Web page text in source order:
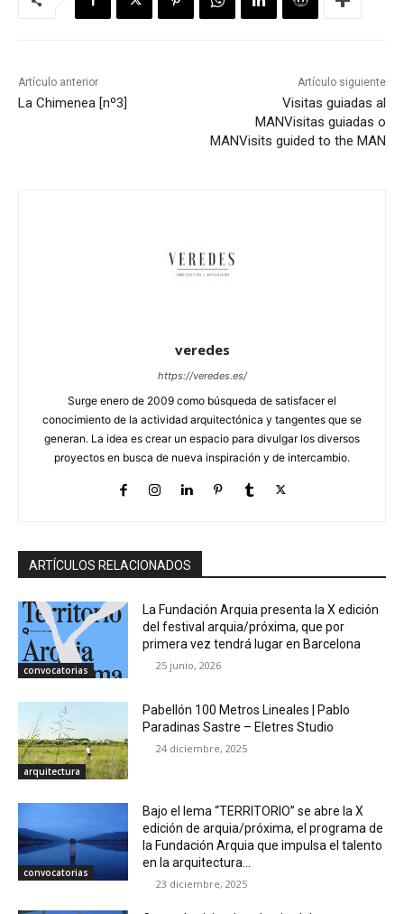
Artículo anterior
La Chimenea [nº3]
Artículo siguiente
Visitas guiadas al
MANVisitas guiadas o
MANVisits guided to the MAN
veredes
https://veredes.es/
Surge enero de 2009 como búsqueda de satisfacer el
conocimiento de la actividad arquitectónica y tangentes que se
generan. La idea es crear un espacio para divulgar los diversos
proyectos en busca de nueva inspiración y de intercambio.
ARTÍCULOS RELACIONADOS
convocatorias
La Fundación Arquia presenta la X edición
del festival arquia/próxima, que por
primera vez tendrá lugar en Barcelona
25 junio, 2026
arquitectura
Pabellón 100 Metros Lineales | Pablo
Paradinas Sastre – Eletres Studio
24 diciembre, 2025
convocatorias
Bajo el lema “TERRITORIO” se abre la X
edición de arquia/próxima, el programa de
la Fundación Arquia que impulsa el talento
en la arquitectura...
23 diciembre, 2025